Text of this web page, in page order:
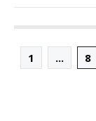
1 ... 8